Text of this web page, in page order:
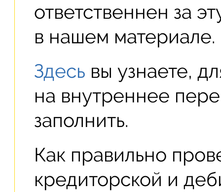
ответственнен за
в нашем материале.
Здесь вы узнаете,
на внутреннее
заполнить.
Как правильно
кредиторской и